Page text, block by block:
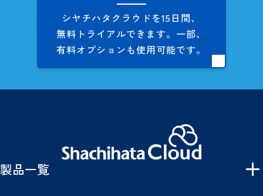
シヤチハタクラウドを15日間、
無料トライアルできます。 一部、
有料オプションも使用可能です。
製品一覧